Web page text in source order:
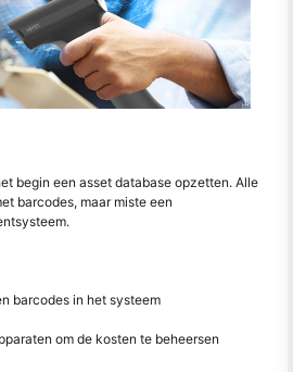
begin een asset database opzetten. Alle
barcodes, maar miste een
barcodes in het systeem
om de kosten te beheersen